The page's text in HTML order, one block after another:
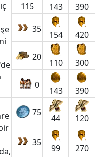
115 143 390
35
154 420
20
110 300
0
143 390
75
44 120
35
99 270